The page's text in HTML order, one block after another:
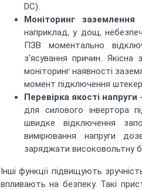
DC).
Моніторинг заземлення
наприклад, у дощ,
ПЗВ моментально
з'ясування причин. Якісна
моніторинг наявності
момент підключення
Перевірка якості напруги
для силового інвертора
швидке відключення
вимірювання напруги
заряджати високовольтну
Інші функції підвищують
впливають на безпеку. Такі